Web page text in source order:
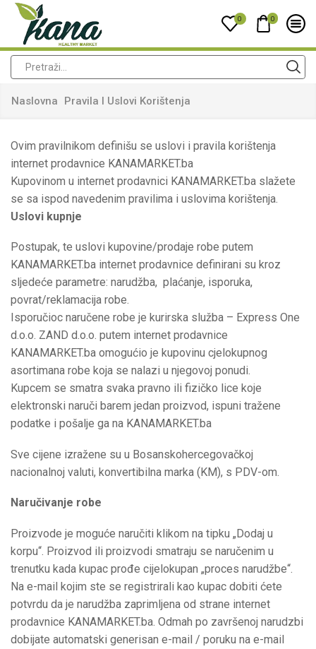
0 0
Naslovna Pravila I Uslovi Korištenja
Ovim pravilnikom definišu se uslovi i pravila korištenja
internet prodavnice KANAMARKET.ba
Kupovinom u internet prodavnici KANAMARKET.ba slažete
se sa ispod navedenim pravilima i uslovima korištenja.
Uslovi kupnje
Postupak, te uslovi kupovine/prodaje robe putem
KANAMARKET.ba internet prodavnice definirani su kroz
sljedeće parametre: narudžba, plaćanje, isporuka,
povrat/reklamacija robe.
Isporučioc naručene robe je kurirska služba – Express One
d.o.o. ZAND d.o.o. putem internet prodavnice
KANAMARKET.ba omogućio je kupovinu cjelokupnog
asortimana robe koja se nalazi u njegovoj ponudi.
Kupcem se smatra svaka pravno ili fizičko lice koje
elektronski naruči barem jedan proizvod, ispuni tražene
podatke i pošalje ga na KANAMARKET.ba
Sve cijene izražene su u Bosanskohercegovačkoj
nacionalnoj valuti, konvertibilna marka (KM), s PDV-om.
Naručivanje robe
Proizvode je moguće naručiti klikom na tipku „Dodaj u
korpu“. Proizvod ili proizvodi smatraju se naručenim u
trenutku kada kupac prođe cijelokupan „proces narudžbe“.
Na e-mail kojim ste se registrirali kao kupac dobiti ćete
potvrdu da je narudžba zaprimljena od strane internet
prodavnice KANAMARKET.ba. Odmah po završenoj narudzbi
dobijate automatski generisan e-mail / poruku na e-mail